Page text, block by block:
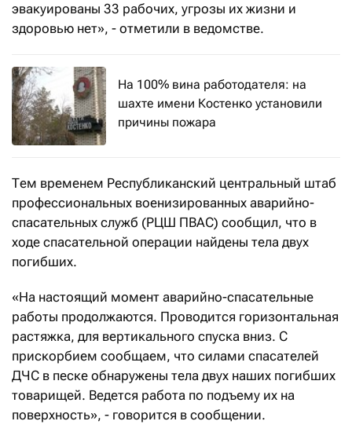
эвакуированы 33 рабочих, угрозы их жизни и
здоровью нет», - отметили в ведомстве.
На 100% вина работодателя: на
шахте имени Костенко установили
причины пожара
Тем временем Республиканский центральный штаб
профессиональных военизированных аварийно-
спасательных служб (РЦШ ПВАС) сообщил, что в
ходе спасательной операции найдены тела двух
погибших.
«На настоящий момент аварийно-спасательные
работы продолжаются. Проводится горизонтальная
растяжка, для вертикального спуска вниз. С
прискорбием сообщаем, что силами спасателей
ДЧС в песке обнаружены тела двух наших погибших
товарищей. Ведется работа по подъему их на
поверхность», - говорится в сообщении.